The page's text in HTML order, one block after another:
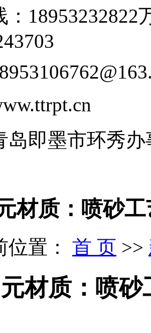
：18953232822
岛即墨市环秀
材质：喷砂
位置： 首 页 >>
材质：喷